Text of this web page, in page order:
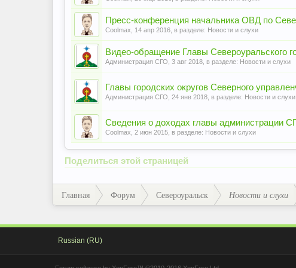
Пресс-конференция начальника ОВД по
Coolmax 14 апр 2016 , в разделе: Новости и слухи
Видео-обращение Главы Североуральского
Администрация СГО 3 авг 2018 , в разделе: Новости и слухи
Главы городских округов Северного
Администрация СГО 24 янв 2018 , в разделе: Новости и слухи
Сведения о доходах главы администрации
Coolmax 2 июн 2015 , в разделе: Новости и слухи
Поделиться этой страницей
Главная Форум Североуральск Новости и слухи
Russian (RU)